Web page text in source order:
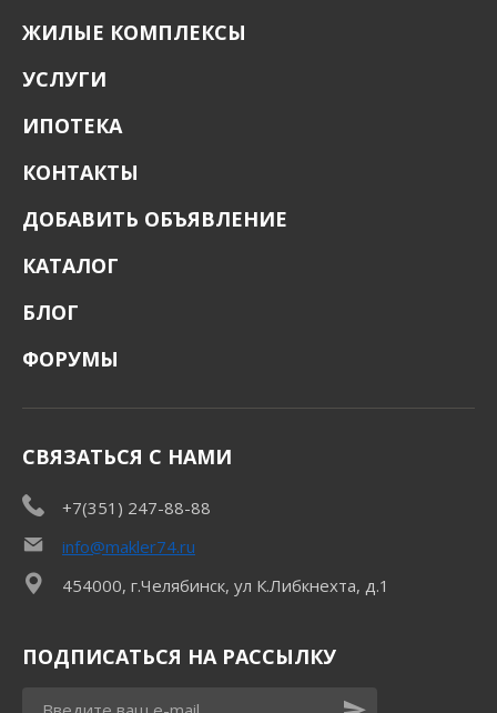
ЖИЛЫЕ КОМПЛЕКСЫ
УСЛУГИ
ИПОТЕКА
КОНТАКТЫ
ДОБАВИТЬ ОБЪЯВЛЕНИЕ
КАТАЛОГ
БЛОГ
ФОРУМЫ
СВЯЗАТЬСЯ С НАМИ
+7(351) 247-88-88
info@makler74.ru
454000, г.Челябинск, ул К.Либкнехта, д.1
ПОДПИСАТЬСЯ НА РАССЫЛКУ